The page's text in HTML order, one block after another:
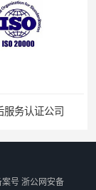
服务认证公司
案号 浙公网安备